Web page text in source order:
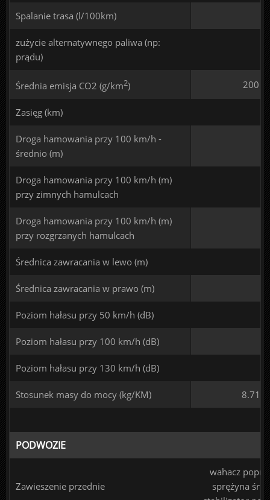
Spalanie trasa (l/100km)
zużycie alternatywnego paliwa (np:
prądu)
Średnia emisja CO2 (g/km2) 200
Zasięg (km)
Droga hamowania przy 100 km/h -
średnio (m)
Droga hamowania przy 100 km/h (m)
przy zimnych hamulcach
Droga hamowania przy 100 km/h (m)
przy rozgrzanych hamulcach
Średnica zawracania w lewo (m)
Średnica zawracania w prawo (m)
Poziom hałasu przy 50 km/h (dB)
Poziom hałasu przy 100 km/h (dB)
Poziom hałasu przy 130 km/h (dB)
Stosunek masy do mocy (kg/KM) 8.71
PODWOZIE
Zawieszenie przednie
wahacz
sprężyna